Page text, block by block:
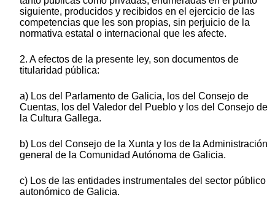
siguiente, producidos y recibidos en el ejercicio de las
competencias que les son propias, sin perjuicio de la
normativa estatal o internacional que les afecte.
2. A efectos de la presente ley, son documentos de
titularidad pública:
a) Los del Parlamento de Galicia, los del Consejo de
Cuentas, los del Valedor del Pueblo y los del Consejo de
la Cultura Gallega.
b) Los del Consejo de la Xunta y los de la Administración
general de la Comunidad Autónoma de Galicia.
c) Los de las entidades instrumentales del sector público
autonómico de Galicia.